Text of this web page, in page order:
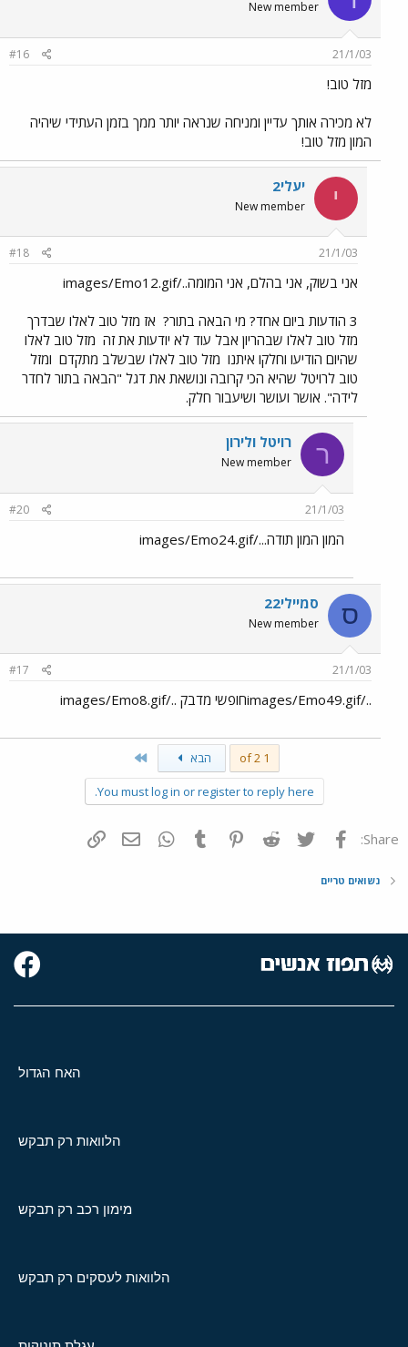
New member
21/1/03
#16
מזל טוב!
לא מכירה אותך עדיין ומניחה שנראה יותר ממך בזמן העתידי שיהיה
המון מזל טוב!
י יעלי2
New member
21/1/03
#18
אני בשוק, אני בהלם, אני המומה../images/Emo12.gif
3 הודעות ביום אחד? מי הבאה בתור?
אז מזל טוב לאלו שבדרך
מזל טוב לאלו שבהריון אבל עוד לא יודעות את זה מזל טוב לאלו
שהיום הודיעו וחלקו איתנו מזל טוב לאלו שבשלב מתקדם ומזל
טוב לרויטל שהיא הכי קרובה ונושאת את דגל "הבאה בתור לחדר
לידה". אושר ועושר ושיעבור חלק.
ר רויטל ולירון
New member
21/1/03
#20
המון המון תודה.../images/Emo24.gif
ס סמיילי22
New member
21/1/03
#17
../images/Emo49.gifחופשי מדבק ../images/Emo8.gif
1 of 2 הבא
You must log in or register to reply here.
Share: פייסבוק Twitter
Reddit
Pinterest
Tumblr
WhatsAppדואר אלקטרוני
נשואים טריים
האח הגדול
הלוואות רק תבקש
מימון רכב רק תבקש
הלוואות לעסקים רק תבקש